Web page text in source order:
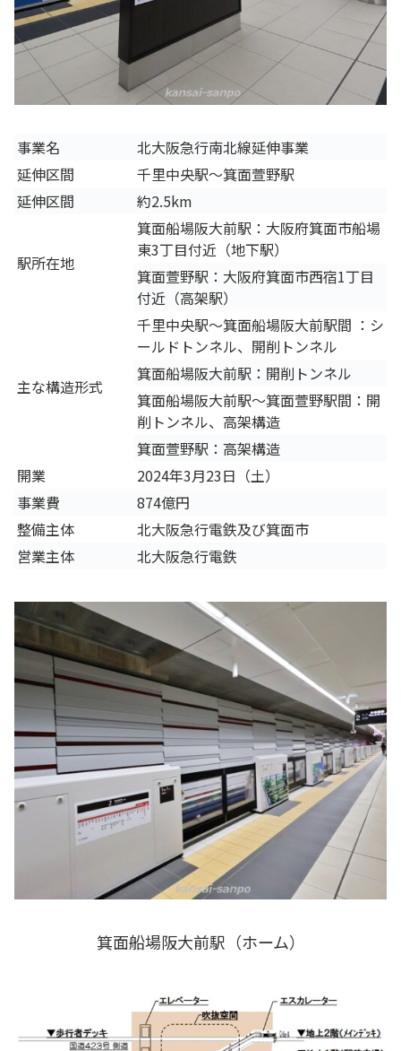
事業名
北大阪急行南北線延伸事業
延伸区間
千里中央駅～箕面萱野駅
延伸区間
約2.5km
駅所在地
箕面船場阪大前駅：大阪府箕面市船場
東3丁目付近（地下駅）
箕面萱野駅：大阪府箕面市西宿1丁目
付近（高架駅）
主な構造形式
千里中央駅～箕面船場阪大前駅間 ：シ
ールドトンネル、開削トンネル
箕面船場阪大前駅：開削トンネル
箕面船場阪大前駅～箕面萱野駅間：開
削トンネル、高架構造
箕面萱野駅：高架構造
開業
2024年3月23日（土）
事業費
874億円
整備主体
北大阪急行電鉄及び箕面市
営業主体
北大阪急行電鉄
箕面船場阪大前駅（ホーム）